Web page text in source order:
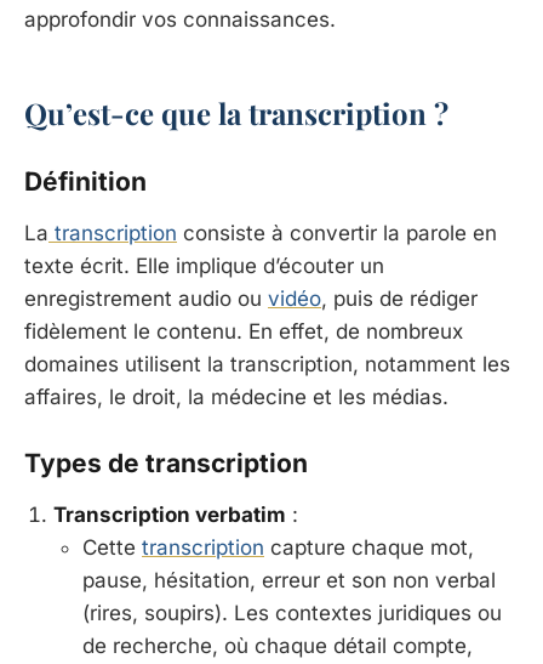
approfondir vos connaissances.
Qu’est-ce que la transcription ?
Définition
La transcription consiste à convertir la parole en
texte écrit. Elle implique d’écouter un
enregistrement audio ou vidéo, puis de rédiger
fidèlement le contenu. En effet, de nombreux
domaines utilisent la transcription, notamment les
affaires, le droit, la médecine et les médias.
Types de transcription
Transcription verbatim :
Cette transcription capture chaque mot,
pause, hésitation, erreur et son non verbal
(rires, soupirs). Les contextes juridiques ou
de recherche, où chaque détail compte,